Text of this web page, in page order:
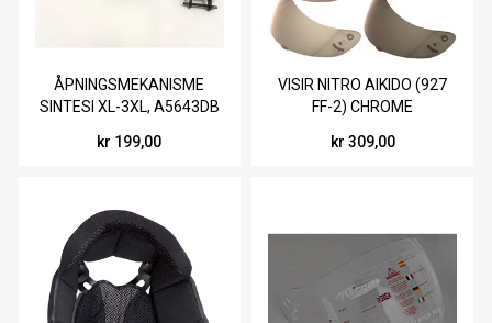
ÅPNINGSMEKANISME
SINTESI XL-3XL, A5643DB
kr 199,00
VISIR NITRO AIKIDO (927
FF-2) CHROME
kr 309,00